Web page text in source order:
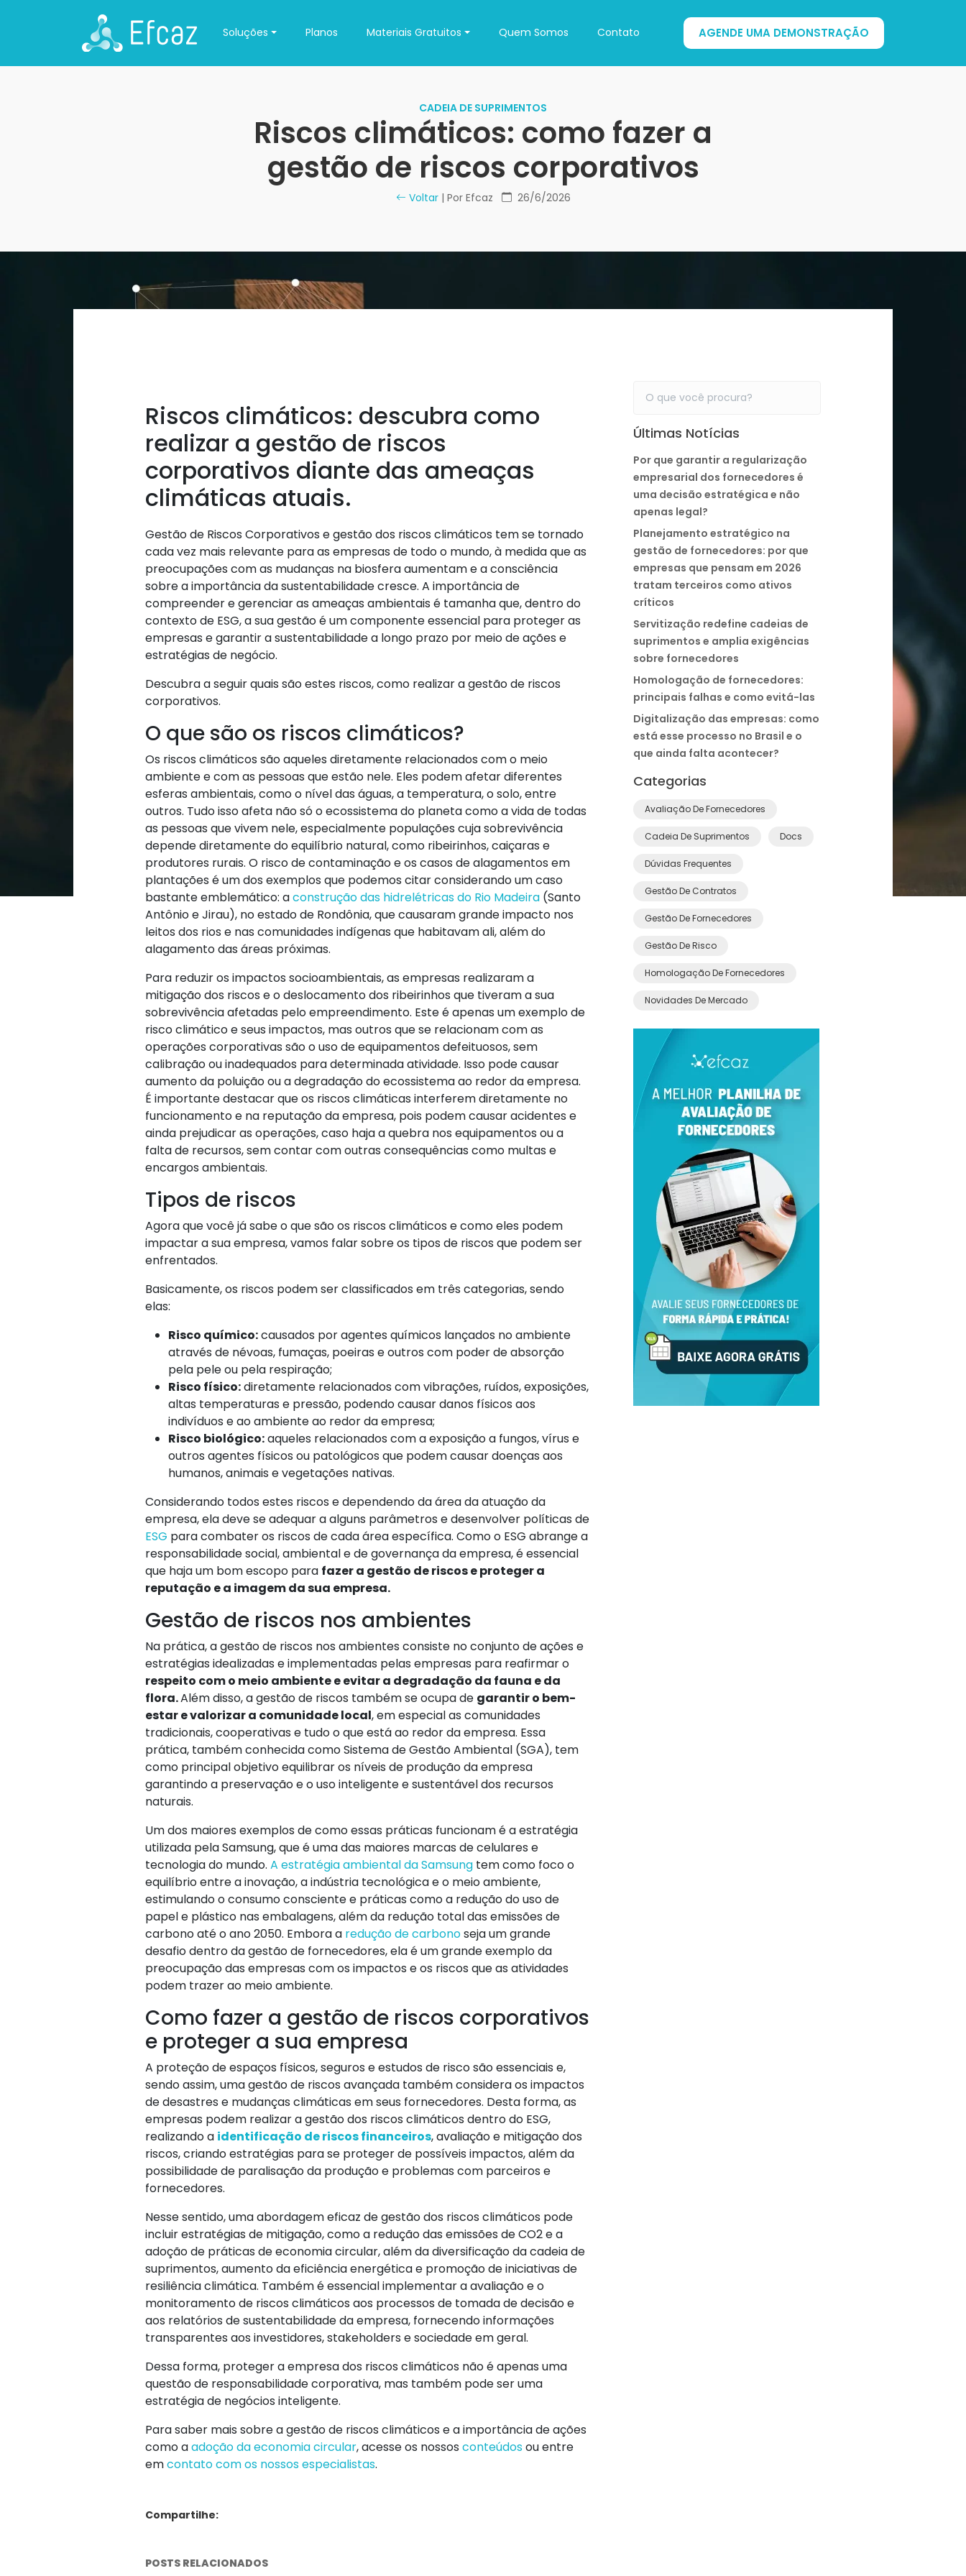
Soluções Planos Materiais Gratuitos Quem Somos Contato AGENDE UMA DEMONSTRAÇÃO
CADEIA DE SUPRIMENTOS
Riscos climáticos: como fazer a
gestão de riscos corporativos
Voltar| Por Efcaz 26/6/2026
Riscos climáticos: descubra como
realizar a gestão de riscos
corporativos diante das ameaças
climáticas atuais.
Gestão de Riscos Corporativos e gestão dos riscos climáticos tem se tornado
cada vez mais relevante para as empresas de todo o mundo, à medida que as
preocupações com as mudanças na biosfera aumentam e a consciência
sobre a importância da sustentabilidade cresce. A importância de
compreender e gerenciar as ameaças ambientais é tamanha que, dentro do
contexto de ESG, a sua gestão é um componente essencial para proteger as
empresas e garantir a sustentabilidade a longo prazo por meio de ações e
estratégias de negócio.
Descubra a seguir quais são estes riscos, como realizar a gestão de riscos
corporativos.
O que são os riscos climáticos?
Os riscos climáticos são aqueles diretamente relacionados com o meio
ambiente e com as pessoas que estão nele. Eles podem afetar diferentes
esferas ambientais, como o nível das águas, a temperatura, o solo, entre
outros. Tudo isso afeta não só o ecossistema do planeta como a vida de todas
as pessoas que vivem nele, especialmente populações cuja sobrevivência
depende diretamente do equilíbrio natural, como ribeirinhos, caiçaras e
produtores rurais. O risco de contaminação e os casos de alagamentos em
plantações é um dos exemplos que podemos citar considerando um caso
bastante emblemático: aconstrução das hidrelétricas do Rio Madeira (Santo
Antônio e Jirau), no estado de Rondônia, que causaram grande impacto nos
leitos dos rios e nas comunidades indígenas que habitavam ali, além do
alagamento das áreas próximas.
Para reduzir os impactos socioambientais, as empresas realizaram a
mitigação dos riscos e o deslocamento dos ribeirinhos que tiveram a sua
sobrevivência afetadas pelo empreendimento. Este é apenas um exemplo de
risco climático e seus impactos, mas outros que se relacionam com as
operações corporativas são o uso de equipamentos defeituosos, sem
calibração ou inadequados para determinada atividade. Isso pode causar
aumento da poluição ou a degradação do ecossistema ao redor da empresa.
É importante destacar que os riscos climáticas interferem diretamente no
funcionamento e na reputação da empresa, pois podem causar acidentes e
ainda prejudicar as operações, caso haja a quebra nos equipamentos ou a
falta de recursos, sem contar com outras consequências como multas e
encargos ambientais.
Tipos de riscos
Agora que você já sabe o que são os riscos climáticos e como eles podem
impactar a sua empresa, vamos falar sobre os tipos de riscos que podem ser
enfrentados.
Basicamente, os riscos podem ser classificados em três categorias, sendo
elas:
Risco químico:causados por agentes químicos lançados no ambiente
através de névoas, fumaças, poeiras e outros com poder de absorção
pela pele ou pela respiração;
Risco físico:diretamente relacionados com vibrações, ruídos, exposições,
altas temperaturas e pressão, podendo causar danos físicos aos
indivíduos e ao ambiente ao redor da empresa;
Risco biológico:aqueles relacionados com a exposição a fungos, vírus e
outros agentes físicos ou patológicos que podem causar doenças aos
humanos, animais e vegetações nativas.
Considerando todos estes riscos e dependendo da área da atuação da
empresa, ela deve se adequar a alguns parâmetros e desenvolver políticas de
ESG para combater os riscos de cada área específica. Como o ESG abrange a
responsabilidade social, ambiental e de governança da empresa, é essencial
que haja um bom escopo para fazer a gestão de riscos e proteger a
reputação e a imagem da sua empresa.
Gestão de riscos nos ambientes
Na prática, a gestão de riscos nos ambientes consiste no conjunto de ações e
estratégias idealizadas e implementadas pelas empresas para reafirmar o
respeito com o meio ambiente e evitar a degradação da fauna e da
flora.Além disso, a gestão de riscos também se ocupa de garantir o bem-
estar e valorizar a comunidade local, em especial as comunidades
tradicionais, cooperativas e tudo o que está ao redor da empresa. Essa
prática, também conhecida como Sistema de Gestão Ambiental (SGA), tem
como principal objetivo equilibrar os níveis de produção da empresa
garantindo a preservação e o uso inteligente e sustentável dos recursos
naturais.
Um dos maiores exemplos de como essas práticas funcionam é a estratégia
utilizada pela Samsung, que é uma das maiores marcas de celulares e
tecnologia do mundo. A estratégia ambiental da Samsung tem como foco o
equilíbrio entre a inovação, a indústria tecnológica e o meio ambiente,
estimulando o consumo consciente e práticas como a redução do uso de
papel e plástico nas embalagens, além da redução total das emissões de
carbono até o ano 2050. Embora a redução de carbonoseja um grande
desafio dentro da gestão de fornecedores, ela é um grande exemplo da
preocupação das empresas com os impactos e os riscos que as atividades
podem trazer ao meio ambiente.
Como fazer a gestão de riscos corporativos
e proteger a sua empresa
A proteção de espaços físicos, seguros e estudos de risco são essenciais e,
sendo assim, uma gestão de riscos avançada também considera os impactos
de desastres e mudanças climáticas em seus fornecedores. Desta forma, as
empresas podem realizar a gestão dos riscos climáticos dentro do ESG,
realizando a identificação de riscos financeiros, avaliação e mitigação dos
riscos, criando estratégias para se proteger de possíveis impactos, além da
possibilidade de paralisação da produção e problemas com parceiros e
fornecedores.
Nesse sentido, uma abordagem eficaz de gestão dos riscos climáticos pode
incluir estratégias de mitigação, como a redução das emissões de CO2 e a
adoção de práticas de economia circular, além da diversificação da cadeia de
suprimentos, aumento da eficiência energética e promoção de iniciativas de
resiliência climática. Também é essencial implementar a avaliação e o
monitoramento de riscos climáticos aos processos de tomada de decisão e
aos relatórios de sustentabilidade da empresa, fornecendo informações
transparentes aos investidores, stakeholders e sociedade em geral.
Dessa forma, proteger a empresa dos riscos climáticos não é apenas uma
questão de responsabilidade corporativa, mas também pode ser uma
estratégia de negócios inteligente.
Para saber mais sobre a gestão de riscos climáticos e a importância de ações
como aadoção da economia circular, acesse os nossos conteúdosou entre
emcontato com os nossos especialistas.
Compartilhe:
POSTS RELACIONADOS
Últimas Notícias
Por que garantir a regularização
empresarial dos fornecedores é
uma decisão estratégica e não
apenas legal?
Planejamento estratégico na
gestão de fornecedores: por que
empresas que pensam em 2026
tratam terceiros como ativos
críticos
Servitização redefine cadeias de
suprimentos e amplia exigências
sobre fornecedores
Homologação de fornecedores:
principais falhas e como evitá-las
Digitalização das empresas: como
está esse processo no Brasil e o
que ainda falta acontecer?
Categorias
Avaliação De Fornecedores
Cadeia De Suprimentos Docs
Dúvidas Frequentes
Gestão De Contratos
Gestão De Fornecedores
Gestão De Risco
Homologação De Fornecedores
Novidades De Mercado